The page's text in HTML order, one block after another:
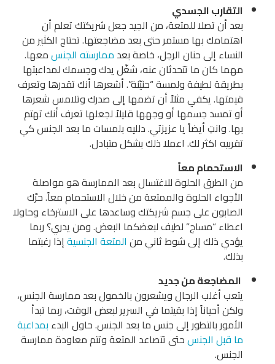
التقارب الجسدي
بعد أن تصلا للمتعة، من الجيد جعل شريكتك تعلم أن
اهتمامك بها مستمر حتى بعد مضاجعتها. تحتاج الكثير من
النساء إلى حنان الرجل، خاصة بعد ممارسته الجنسمعها.
مهما كان ما تتحدثان عنه، شغّل يدك وجسمك لمداعبتها
بطريقة لطيفة ولمسة “حنيّنة”. أشعرها أنك تقدرها وتعرف
قيمتها. يكفي مثلاً أن تضمها إلى صدرك وتلامس شعرها
أو تمسد جسمها أو وجهها قليلاً لجعلها تعرف أنك تهتم
بها. وانتِ أيضاً يا عزيزتي. دلليه بلمسات ما بعد الجنس كي
تقربيه اكثر لك. اعملا ذلك بشكل متبادل.
الاستحمام معاً
من الطرق الحلوة للاغتسال بعد الممارسة هو مواصلة
الأجواء الحلوة والممتعة من خلال الاستحمام معاً. حرّك
الصابون على جسم شريكتك وساعدها على الاسترخاء وحاولا
اعطاء “مساج” لطيف لبعضكما البعض. ومن يدري؟ ربما
يؤدي ذلك إلى شوط ثاني من المتعة الجنسيةإذا رغبتما
بذلك.
المضاجعة من جديد
يتعب أغلب الرجال ويشعرون بالخمول بعد ممارسة الجنس،
ولكن أحياناً إذا بقيتما في السرير لبعض الوقت، ربما تبدأ
الأمور بالتطور إلى جنس ما بعد الجنس. حاول البدء بمداعبة
ما قبل الجنسحتى تتصاعد المتعة وتتم معاودة ممارسة
الجنس.